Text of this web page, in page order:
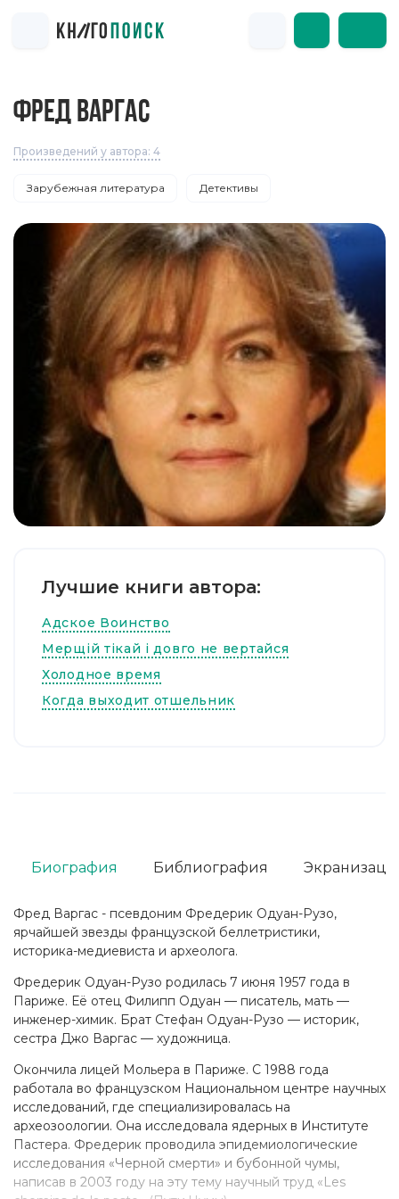
ФРЕД ВАРГАС
Произведений у автора: 4
Зарубежная литература Детективы
Лучшие книги автора:
Адское Воинство
Мерщій тікай і довго не вертайся
Холодное время
Когда выходит отшельник
Фред Варгас - псевдоним Фредерик Одуан-Рузо,
ярчайшей звезды французской беллетристики,
историка-медиевиста и археолога.
Фредерик Одуан-Рузо родилась 7 июня 1957 года в
Париже. Её отец Филипп Одуан — писатель, мать —
инженер-химик. Брат Стефан Одуан-Рузо — историк,
сестра Джо Варгас — художница.
Окончила лицей Мольера в Париже. С 1988 года
работала во французском Национальном центре научных
исследований, где специализировалась на
археозоологии. Она исследовала ядерных в Институте
Пастера. Фредерик проводила эпидемиологические
исследования «Черной смерти» и бубонной чумы,
написав в 2003 году на эту тему научный труд «Les
Биография Библиография